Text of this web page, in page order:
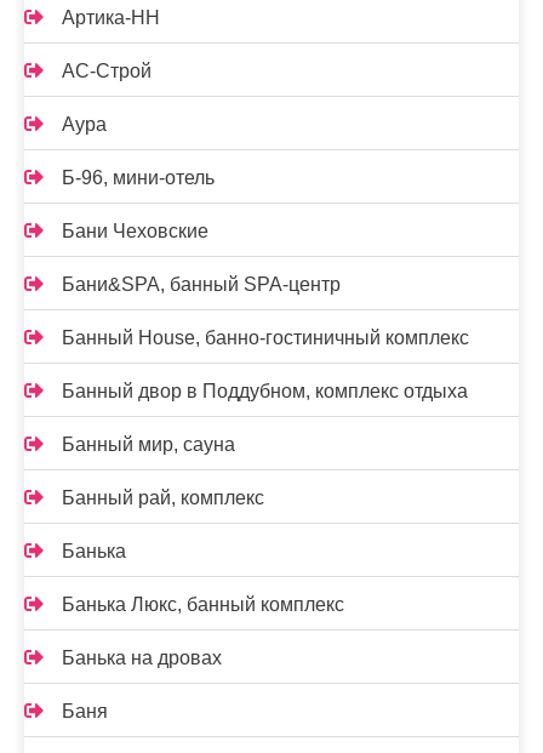
Артика-НН
АС-Строй
Аура
Б-96, мини-отель
Бани Чеховские
Бани&SPA, банный SPA-центр
Банный House, банно-гостиничный комплекс
Банный двор в Поддубном, комплекс отдыха
Банный мир, сауна
Банный рай, комплекс
Банька
Банька Люкс, банный комплекс
Банька на дровах
Баня